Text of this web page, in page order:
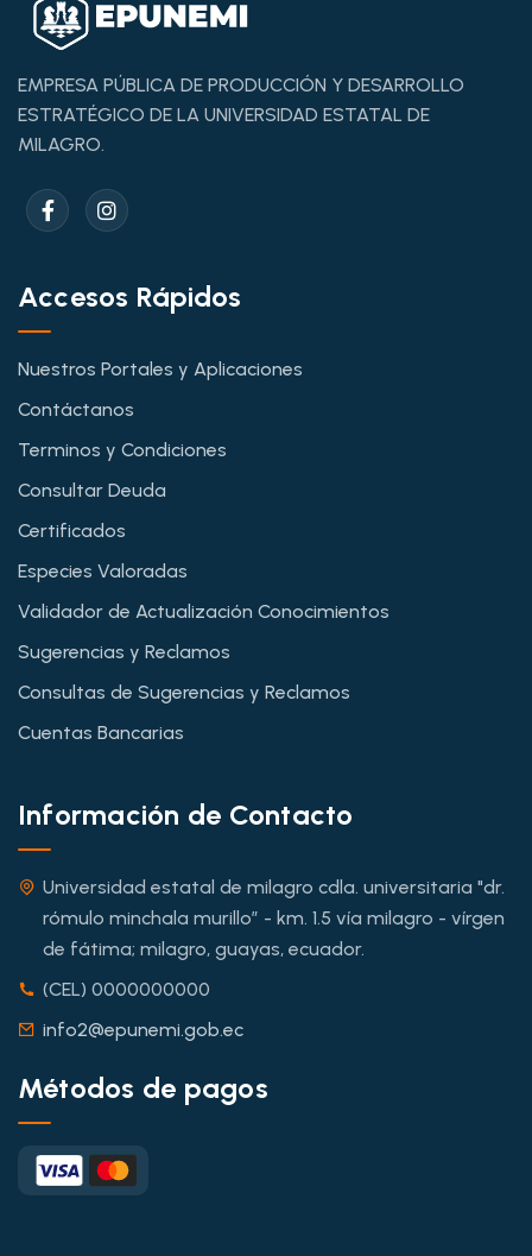
EMPRESA PÚBLICA DE PRODUCCIÓN Y DESARROLLO
ESTRATÉGICO DE LA UNIVERSIDAD ESTATAL DE
MILAGRO.
Accesos Rápidos
Nuestros Portales y Aplicaciones
Contáctanos
Terminos y Condiciones
Consultar Deuda
Certificados
Especies Valoradas
Validador de Actualización Conocimientos
Sugerencias y Reclamos
Consultas de Sugerencias y Reclamos
Cuentas Bancarias
Información de Contacto
Universidad estatal de milagro cdla. universitaria "dr.
rómulo minchala murillo” - km. 1.5 vía milagro - vírgen
de fátima; milagro, guayas, ecuador.
(CEL) 0000000000
info2@epunemi.gob.ec
Métodos de pagos